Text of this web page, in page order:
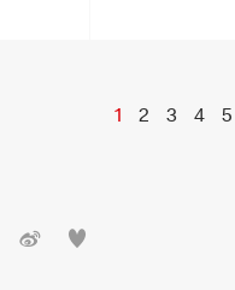
1 2 3 4 5
 